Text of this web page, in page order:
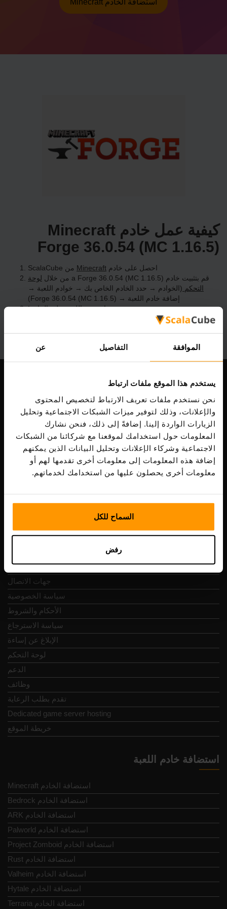
الموافقة التفاصيل عن
يستخدم هذا الموقع ملفات ارتباط
نحن نستخدم ملفات تعريف الارتباط لتخصيص المحتوى
والإعلانات، وذلك لتوفير ميزات الشبكات الاجتماعية وتحليل
الزيارات الواردة إلينا. إضافةً إلى ذلك، فنحن نشارك
المعلومات حول استخدامك لموقعنا مع شركائنا من الشبكات
الاجتماعية وشركاء الإعلانات وتحليل البيانات الذين يمكنهم
إضافة هذه المعلومات إلى معلومات أخرى تقدمها لهم أو
معلومات أخرى يحصلون عليها من استخدامك لخدماتهم.
السماح للكل
رفض
Minecraft استضافة الخادم
كيفية عمل خادم Minecraft
Forge 36.0.54 (MC 1.16.5)
احصل على خادم Minecraft من ScalaCube
قم بتثبيت خادم a Forge 36.0.54 (MC 1.16.5) من خلال
لوحة
التحكم (الخوادم → حدد الخادم الخاص بك → خوادم اللعبة →
إضافة خادم اللعبة → Forge 36.0.54 (MC 1.16.5))
استمتع باللعب على الخادم!
شركتنا
Scalable Hosting Solutions OÜ
رمز التسجيل: 14652605
ضريبة الشراء: EE102133820
عنوان: Harju maakond, Tallinn, Kesklinna linnaosa,
Vesivärava tn 50-201, 10152
التنقل السريع
المراجعات
جهات الاتصال
سياسة الخصوصية
الأحكام والشروط
سياسة الاسترجاع
الإبلاغ عن إساءة
لوحة التحكم
الدعم
وظائف
تقدم بطلب الرعاية
Dedicated game server hosting
خريطة الموقع
استضافة خادم اللعبة
Minecraft استضافة الخادم
Bedrock استضافة الخادم
ARK استضافة الخادم
Palworld استضافة الخادم
Project Zomboid استضافة الخادم
Rust استضافة الخادم
Valheim استضافة الخادم
Hytale استضافة الخادم
Terraria استضافة الخادم